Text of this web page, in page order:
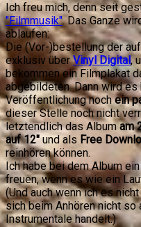
Ich freu mich, denn seit
"Filmmusik". Das Ganze
ablaufen:
Die (Vor-)bestellung der
exklusiv überVinyl Digital,
bekommen ein Filmplakat
abgebildeten. Dann wird
Veröffentlichung nochein
dieser Stelle noch nicht
letztendlich das Albumam
auf 12" und als Free
reinhören können.
Ich habe bei dem Album
freuen, wenn es wie ein
(Und auch wenn ich es
sich beim Anhören nicht so
Instrumentale handelt.)